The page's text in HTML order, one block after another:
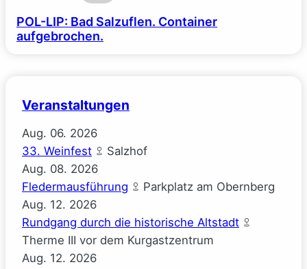
POL-LIP: Bad Salzuflen. Container
aufgebrochen.
Veranstaltungen
Aug. 06. 2026
33. Weinfest
Salzhof
Aug. 08. 2026
Fledermausführung
Parkplatz am Obernberg
Aug. 12. 2026
Rundgang durch die historische Altstadt
Therme III vor dem Kurgastzentrum
Aug. 12. 2026